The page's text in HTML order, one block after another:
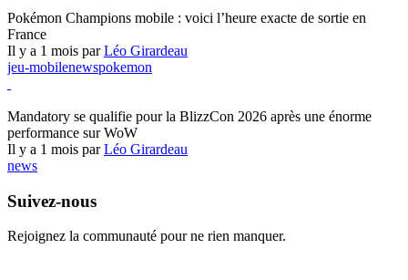
Pokémon Champions mobile : voici l’heure exacte de sortie en
France
Il y a 1 mois parLéo Girardeau
jeu-mobilenewspokemon
Mandatory se qualifie pour la BlizzCon 2026 après une énorme
performance sur WoW
Il y a 1 mois parLéo Girardeau
news
Suivez-nous
Rejoignez la communauté pour ne rien manquer.